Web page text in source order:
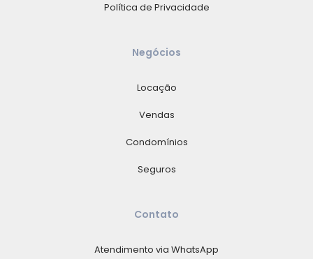
Política de Privacidade
Negócios
Locação
Vendas
Condomínios
Seguros
Contato
Atendimento via WhatsApp